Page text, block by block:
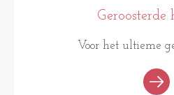
Geroosterde
Voor het ultieme